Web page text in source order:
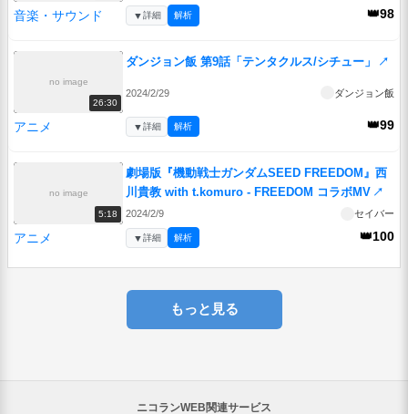
音楽・サウンド 👑98
▼詳細 解析
no image
26:30
ダンジョン飯 第9話「テンタクルス/シチュー」 ↗
2024/2/29 ダンジョン飯
アニメ 👑99
▼詳細 解析
no image
5:18
劇場版『機動戦士ガンダムSEED FREEDOM』西
川貴教 with t.komuro - FREEDOM コラボMV ↗
2024/2/9 セイバー
アニメ 👑100
▼詳細 解析
もっと見る
ニコランWEB関連サービス